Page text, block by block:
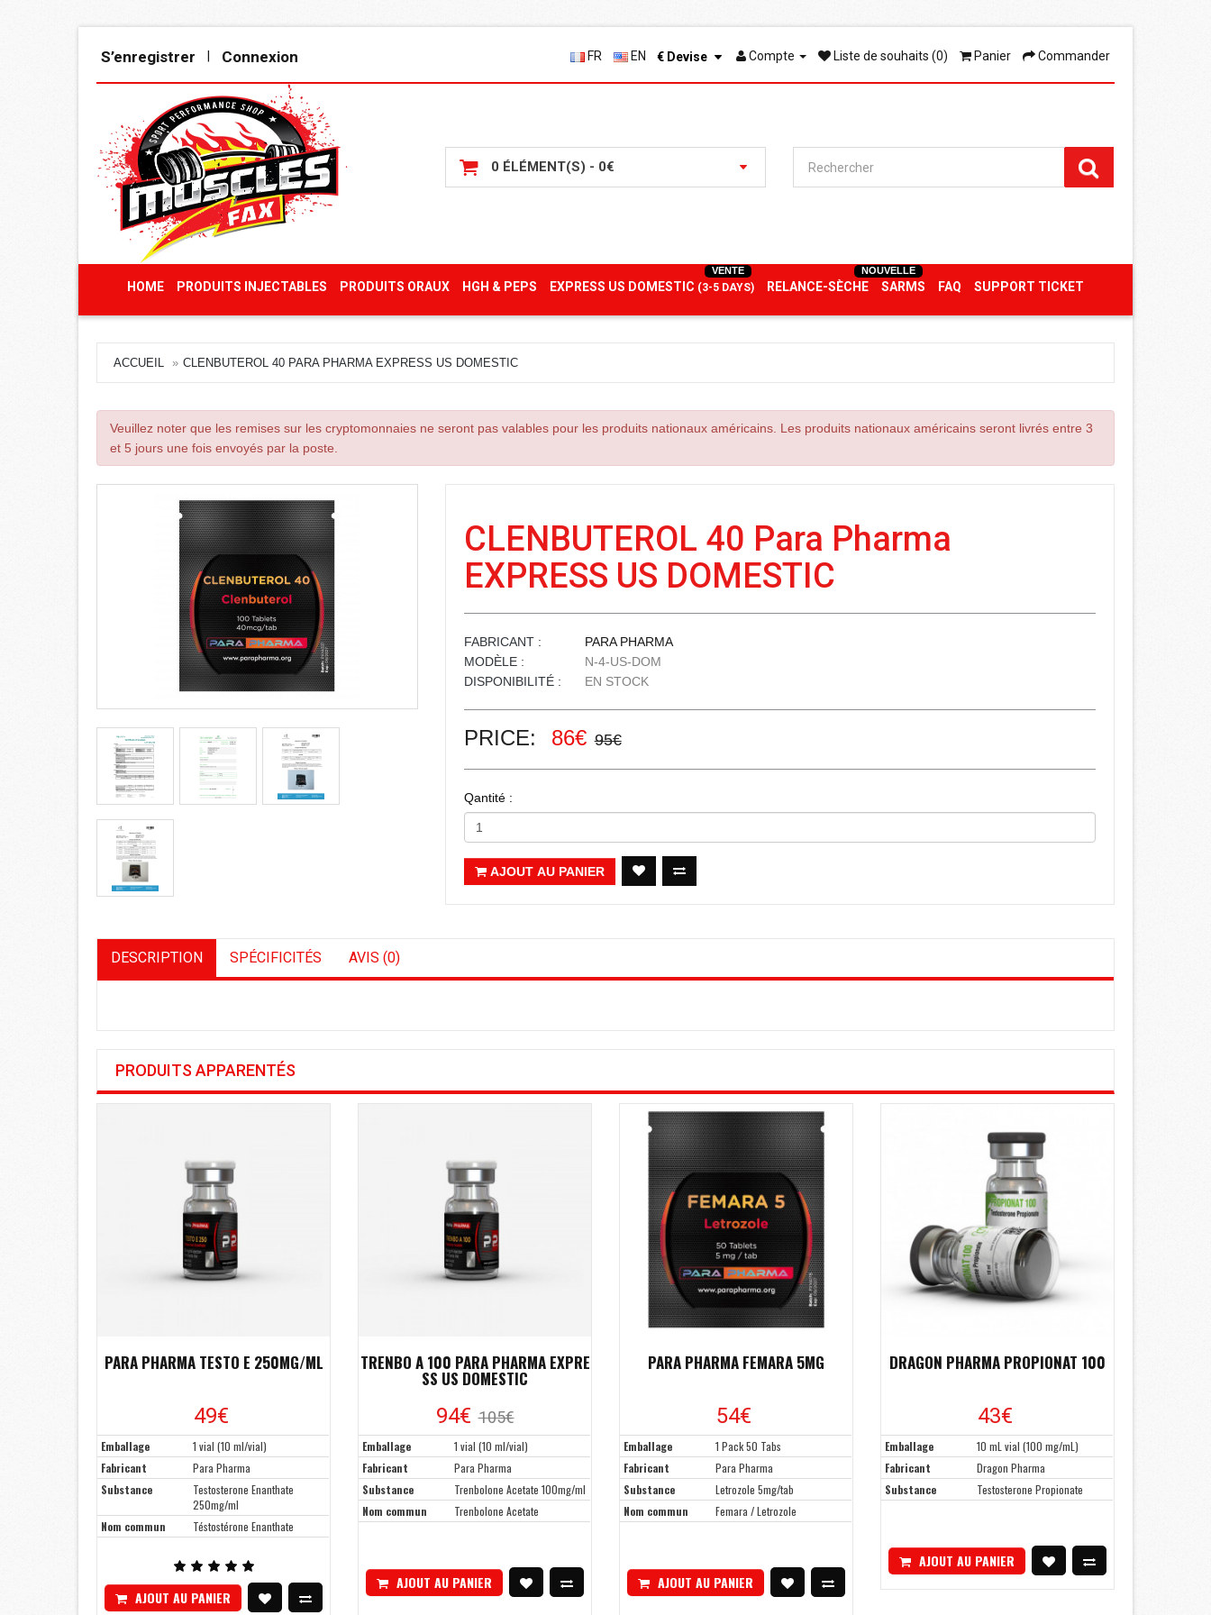
S’enregistrer Connexion FR EN € Devise Compte Liste de souhaits (0) Panier Commander
0 ÉLÉMENT(S) - 0€
HOME PRODUITS INJECTABLES PRODUITS ORAUX HGH & PEPS EXPRESS US DOMESTIC (3-5 DAYS)
VENTE
RELANCE-SÈCHE SARMS
NOUVELLE
FAQ SUPPORT TICKET
ACCUEIL CLENBUTEROL 40 PARA PHARMA EXPRESS US DOMESTIC
Veuillez noter que les remises sur les cryptomonnaies ne seront pas valables pour les produits nationaux américains. Les produits nationaux américains seront livrés entre 3
et 5 jours une fois envoyés par la poste.
CLENBUTEROL 40 Para Pharma
EXPRESS US DOMESTIC
FABRICANT :
PARA PHARMA
MODÈLE :
N-4-US-DOM
DISPONIBILITÉ :
EN STOCK
PRICE: 86€ 95€
Qantité :
AJOUT AU PANIER
DESCRIPTION SPÉCIFICITÉS AVIS (0)
PRODUITS APPARENTÉS
PARA PHARMA TESTO E 250MG/ML
49€
Emballage
1 vial (10 ml/vial)
Fabricant
Para Pharma
Substance
Testosterone Enanthate
250mg/ml
Nom commun
Téstostérone Enanthate
AJOUT AU PANIER
TRENBO A 100 PARA PHARMA EXPRE
SS US DOMESTIC
94€ 105€
Emballage
1 vial (10 ml/vial)
Fabricant
Para Pharma
Substance
Trenbolone Acetate 100mg/ml
Nom commun
Trenbolone Acetate
AJOUT AU PANIER
PARA PHARMA FEMARA 5MG
54€
Emballage
1 Pack 50 Tabs
Fabricant
Para Pharma
Substance
Letrozole 5mg/tab
Nom commun
Femara / Letrozole
AJOUT AU PANIER
DRAGON PHARMA PROPIONAT 100
43€
Emballage
10 mL vial (100 mg/mL)
Fabricant
Dragon Pharma
Substance
Testosterone Propionate
AJOUT AU PANIER